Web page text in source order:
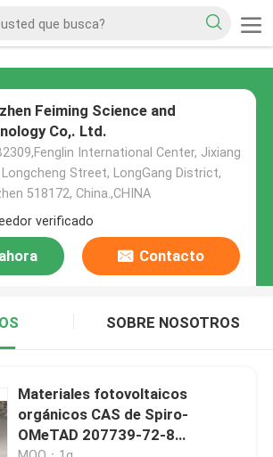
Feiming Science and
Co,. Ltd.
International Center, Jixiang
Longcheng Street, LongGang District,
518172, China.,CHINA
verificado
Contacto
SOBRE NOSOTROS
Materiales fotovoltaicos
orgánicos CAS de Spiro-
OMeTAD 207739-72-8